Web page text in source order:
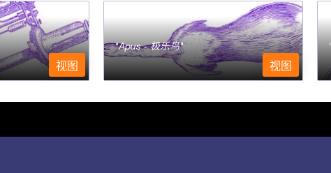
视图
Apus - 极乐鸟
视图